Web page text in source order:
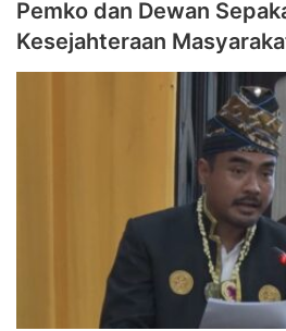
Pemko dan Dewan
Kesejahteraan